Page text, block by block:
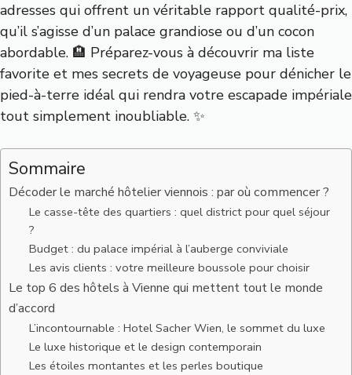
adresses qui offrent un véritable rapport qualité-prix,
qu’il s’agisse d’un palace grandiose ou d’un cocon
abordable. 🏨 Préparez-vous à découvrir ma liste
favorite et mes secrets de voyageuse pour dénicher le
pied-à-terre idéal qui rendra votre escapade impériale
tout simplement inoubliable. ✨
Sommaire
Décoder le marché hôtelier viennois : par où commencer ?
Le casse-tête des quartiers : quel district pour quel séjour
?
Budget : du palace impérial à l’auberge conviviale
Les avis clients : votre meilleure boussole pour choisir
Le top 6 des hôtels à Vienne qui mettent tout le monde
d’accord
L’incontournable : Hotel Sacher Wien, le sommet du luxe
Le luxe historique et le design contemporain
Les étoiles montantes et les perles boutique